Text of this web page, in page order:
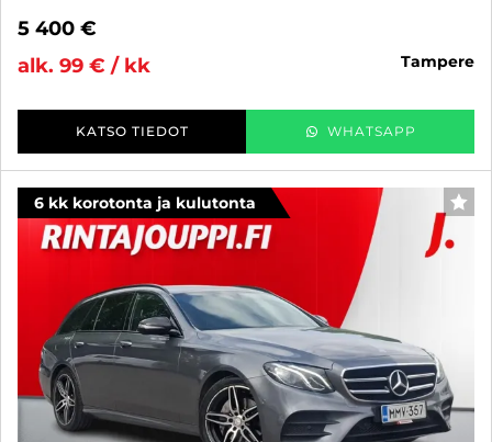
5 400 €
alk. 99 € / kk
tampere
KATSO TIEDOT WHATSAPP
6 kk korotonta ja kulutonta